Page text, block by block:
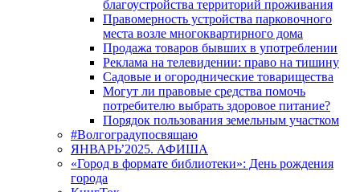
благоустройства территорий проживания
Правомерность устройства парковочного
места возле многоквартирного дома
Продажа товаров бывших в употреблении
Реклама на телевидении: право на тишину
Садовые и огороднические товарищества
Могут ли правовые средства помочь
потребителю выбрать здоровое питание?
Порядок пользования земельным участком
#Волгоградупосвящаю
ЯНВАРЬ’2025. АФИША
«Город в формате библиотеки»: День рождения
города